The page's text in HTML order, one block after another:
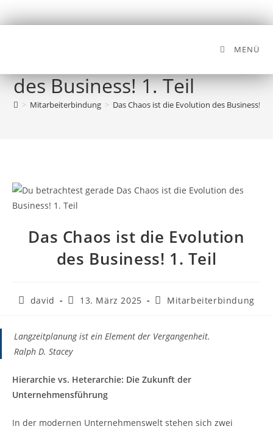
MENÜ
Das Chaos ist die Evolution
des Business! 1. Teil
> Mitarbeiterbindung > Das Chaos ist die Evolution des Business! 1.
Das Chaos ist die Evolution
des Business! 1. Teil
david 13. März 2025 Mitarbeiterbindung
Langzeitplanung ist ein Element der Vergangenheit.
Ralph D. Stacey
Hierarchie vs. Heterarchie: Die Zukunft der
Unternehmensführung
In der modernen Unternehmenswelt stehen sich zwei